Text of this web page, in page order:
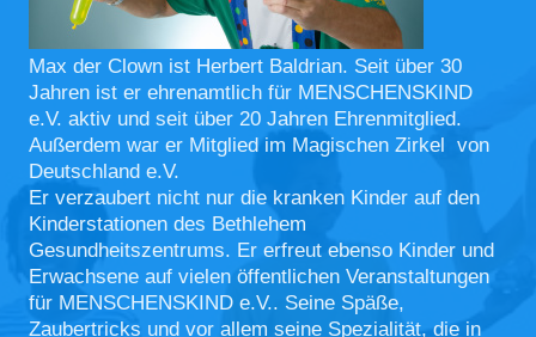
Max der Clown ist Herbert Baldrian. Seit über 30
Jahren ist er ehrenamtlich für MENSCHENSKIND
e.V. aktiv und seit über 20 Jahren Ehrenmitglied.
Außerdem war er Mitglied im Magischen Zirkel von
Deutschland e.V.
Er verzaubert nicht nur die kranken Kinder auf den
Kinderstationen des Bethlehem
Gesundheitszentrums. Er erfreut ebenso Kinder und
Erwachsene auf vielen öffentlichen Veranstaltungen
für MENSCHENSKIND e.V.. Seine Späße,
Zaubertricks und vor allem seine Spezialität, die in